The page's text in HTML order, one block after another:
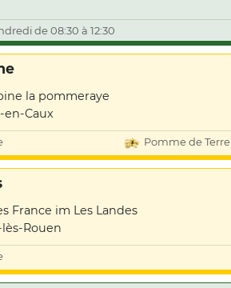
de 08:30 à 12:30
la pommeraye
en-Caux
Pomme de Terre
France im Les Landes
Rouen